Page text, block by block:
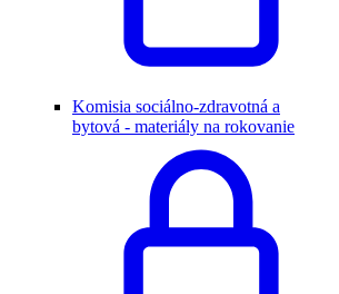
Komisia sociálno-zdravotná a
bytová - materiály na rokovanie